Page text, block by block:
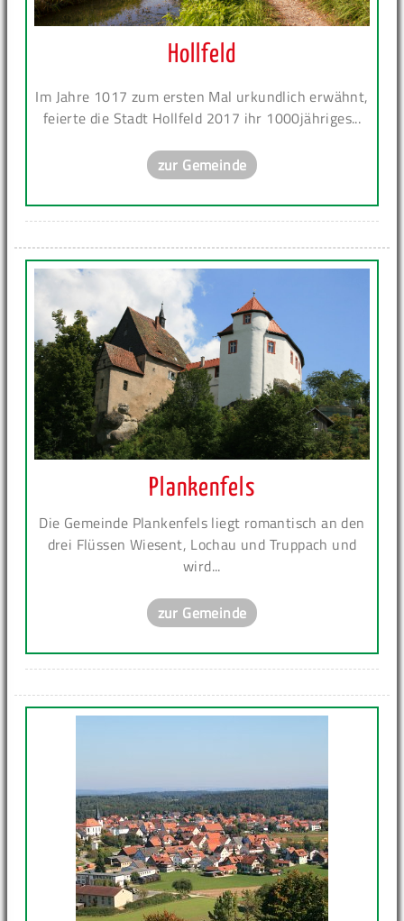
Hollfeld
Im Jahre 1017 zum ersten Mal urkundlich erwähnt,
feierte die Stadt Hollfeld 2017 ihr 1000jähriges...
zur Gemeinde
Plankenfels
Die Gemeinde Plankenfels liegt romantisch an den
drei Flüssen Wiesent, Lochau und Truppach und
wird...
zur Gemeinde